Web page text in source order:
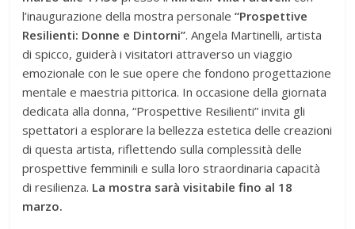
l’inaugurazione della mostra personale“Prospettive
Resilienti: Donne e Dintorni”. Angela Martinelli, artista
di spicco, guiderà i visitatori attraverso un viaggio
emozionale con le sue opere che fondono progettazione
mentale e maestria pittorica. In occasione della giornata
dedicata alla donna, “Prospettive Resilienti” invita gli
spettatori a esplorare la bellezza estetica delle creazioni
di questa artista, riflettendo sulla complessità delle
prospettive femminili e sulla loro straordinaria capacità
di resilienza. La mostra sarà visitabile fino al 18
marzo.